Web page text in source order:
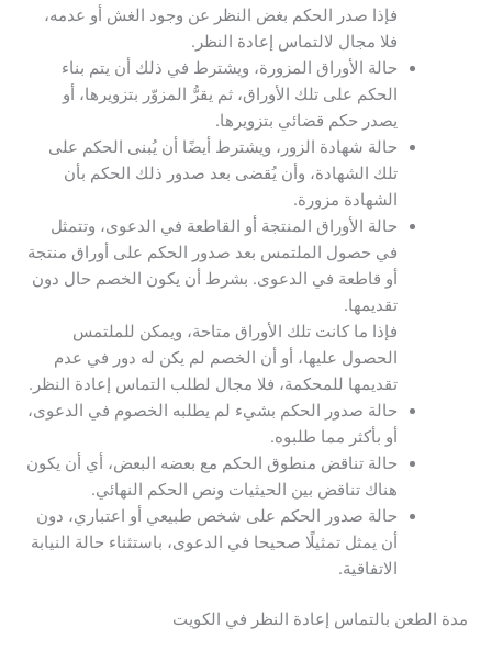
فإذا صدر الحكم بغض النظر عن وجود الغش أو عدمه،
فلا مجال لالتماس إعادة النظر.
حالة الأوراق المزورة، ويشترط في ذلك أن يتم بناء
الحكم على تلك الأوراق، ثم يقرُّ المزوّر بتزويرها، أو
يصدر حكم قضائي بتزويرها.
حالة شهادة الزور، ويشترط أيضًا أن يُبنى الحكم على
تلك الشهادة، وأن يُقضى بعد صدور ذلك الحكم بأن
الشهادة مزورة.
حالة الأوراق المنتجة أو القاطعة في الدعوى، وتتمثل
في حصول الملتمس بعد صدور الحكم على أوراق منتجة
أو قاطعة في الدعوى. بشرط أن يكون الخصم حال دون
تقديمها.
فإذا ما كانت تلك الأوراق متاحة، ويمكن للملتمس
الحصول عليها، أو أن الخصم لم يكن له دور في عدم
تقديمها للمحكمة، فلا مجال لطلب التماس إعادة النظر.
حالة صدور الحكم بشيء لم يطلبه الخصوم في الدعوى،
أو بأكثر مما طلبوه.
حالة تناقض منطوق الحكم مع بعضه البعض، أي أن يكون
هناك تناقض بين الحيثيات ونص الحكم النهائي.
حالة صدور الحكم على شخص طبيعي أو اعتباري، دون
أن يمثل تمثيلًا صحيحا في الدعوى، باستثناء حالة النيابة
الاتفاقية.
مدة الطعن بالتماس إعادة النظر في الكويت